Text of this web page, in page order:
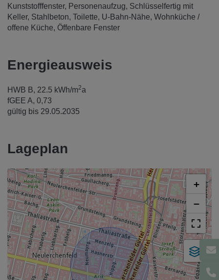
Kunststofffenster
Personenaufzug Schlüsselfertig mit
Keller Stahlbeton Toilette U-Bahn-Nähe Wohnküche /
offene Küche Öffenbare Fenster
Energieausweis
HWB B, 22.5 kWh/m2a
fGEE A, 0,73
gültig bis 29.05.2035
Lageplan
+
−